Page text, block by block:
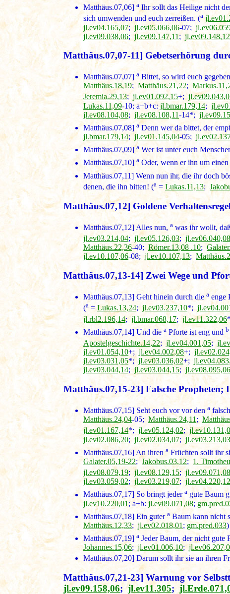
Matthäus.07,06] a Ihr sollt das Heilige nicht
sich umwenden und euch zerreißen. (a
jl.ev04.165,07; jl.ev05.066,06-07;
jl.ev09.038,06;jl.ev09.147,11; jl.ev09.148,12
Matthäus.07,07-11] Gebetserhörung
Matthäus.07,07] a Bittet, so wird euch
Matthäus.18,19; Matthäus.21,22;
Jeremia.29,13; jl.ev01.092,15+;
Lukas.11,09-10; a+b+c:jl.bmar.179,14;
jl.ev08.104,08; jl.ev08.108,11-14*;
Matthäus.07,08] aDenn wer da bittet, der
jl.bmar.179,14;jl.ev01.145,04-05;
Matthäus.07,09] a Wer ist unter euch
Matthäus.07,10] a Oder, wenn er ihn um
Matthäus.07,11] Wenn nun ihr, die ihr doch
denen, die ihn bitten! (a = Lukas.11,13;
Matthäus.07,12] Goldene
Matthäus.07,12] Alles nun, a was ihr wollt,
jl.ev03.214,04; jl.ev05.126,03;jl.ev06.040,08
Matthäus.22,36-40; Römer.13,08 .10;
jl.ev10.107,06-08; jl.ev10.107,13;
Matthäus.07,13-14] Zwei Wege und
Matthäus.07,13] Geht hinein durch die a enge
(a =Lukas.13,24; jl.ev03.237,10*;
jl.rbl2.196,14;jl.bmar.068,17;jl.ev11.322,06
Matthäus.07,14]Und die a Pforte ist eng und b
Apostelgeschichte.14,22; jl.ev04.001,05;
jl.ev01.054,10+; jl.ev04.002,08+;
jl.ev03.031,05*; jl.ev03.036,02+;
jl.ev03.044,14;jl.ev03.044,15; jl.ev08.095,06
Matthäus.07,15-23] Falsche Propheten;
Matthäus.07,15] Seht euch vor vor den a
Matthäus.24,04-05; Matthäus.24,11 ;
jl.ev01.167,14*; jl.ev05.124,02;
jl.ev02.086,20; jl.ev02.034,07; jl.ev03.213,03
Matthäus.07,16] An ihren a Früchten sollt ihr
Galater.05,19-22;Jakobus.03,12; 1.
jl.ev08.079,19; jl.ev08.129,15;jl.ev09.071,08
jl.ev03.059,02;jl.ev03.219,07; jl.ev04.220,12
Matthäus.07,17]So bringt jeder agute Baum
jl.ev10.220,01 ; a+b: jl.ev09.071,08;
Matthäus.07,18] Ein guter a Baum kann nicht
Matthäus.12,33; jl.ev02.018,01 ; gm.pred.033)
Matthäus.07,19] a Jeder Baum, der nicht gute
Johannes.15,06; jl.ev01.006,10;
Matthäus.07,20] Darum sollt ihr sie an ihren
Matthäus.07,21-23] Warnung vor
jl.ev09.158,06;jl.ev11.305;